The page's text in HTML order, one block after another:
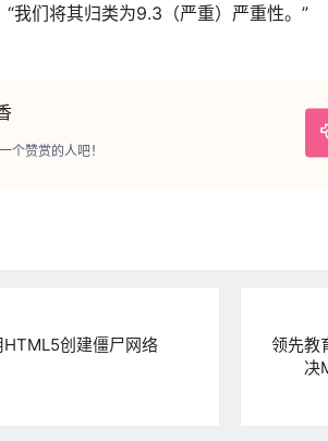
我们将其归类为9.3（严重）严重性。”
个赞赏的人吧！
创建僵尸网络
领先教
决